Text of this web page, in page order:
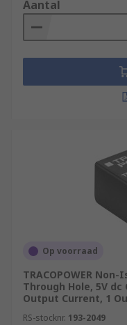
Aantal
Op voorraad
TRACOPOWER
Through Hole, 5V
Output Current, 1
RS-stocknr. 193-2049